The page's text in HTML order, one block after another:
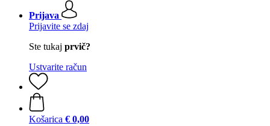
Prijava
Prijavite se zdaj
Ste tukaj prvič?
Ustvarite račun
Košarica € 0,00